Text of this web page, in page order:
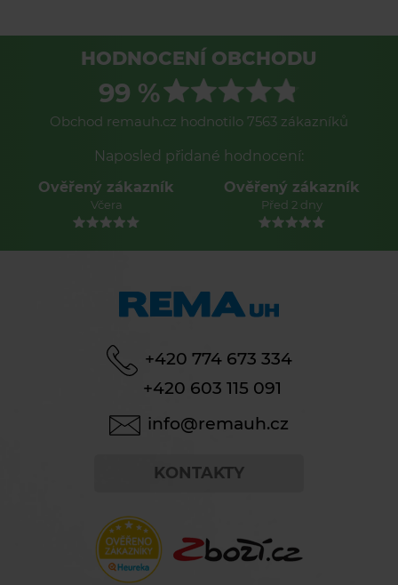
HODNOCENÍ OBCHODU
99 %
Obchod remauh.cz hodnotilo 7563 zákazníků
Naposled přidané hodnocení:
Ověřený zákazník
Včera
Ověřený zákazník
Před 2 dny
+420 774 673 334
+420 603 115 091
info@remauh.cz
KONTAKTY